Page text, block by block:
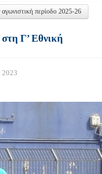
περίοδο 2025-26
Γ’ Εθνική
2023